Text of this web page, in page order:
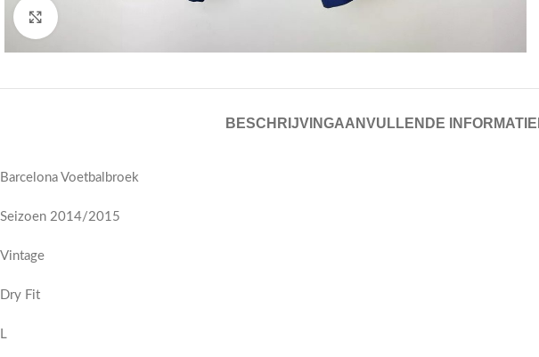
BESCHRIJVINGAANVULLENDE INFORMATIE
Barcelona Voetbalbroek
Seizoen 2014/2015
Vintage
Dry Fit
L